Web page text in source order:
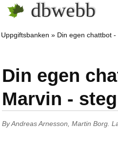
dbwebb
Uppgiftsbanken Din egen chattbot -
Din egen
Marvin -
ByAndreas Arnesson ,Martin Borg